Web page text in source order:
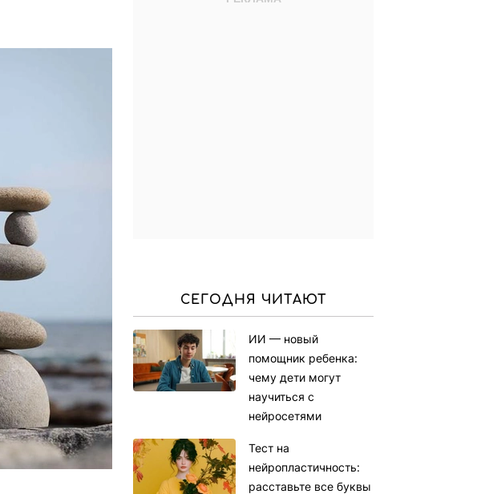
СЕГОДНЯ ЧИТАЮТ
ИИ — новый
помощник ребенка:
чему дети могут
научиться с
нейросетями
Тест на
нейропластичность:
расставьте все буквы